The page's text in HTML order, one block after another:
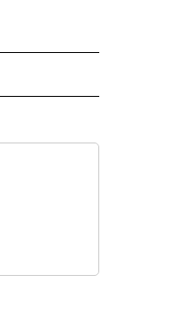
PAGES ON "NOTICIAS - CNN".